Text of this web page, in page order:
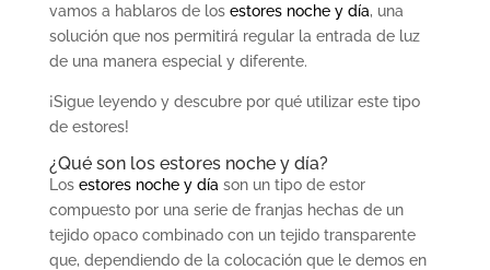
vamos a hablaros de los estores noche y día, una
solución que nos permitirá regular la entrada de luz
de una manera especial y diferente.
¡Sigue leyendo y descubre por qué utilizar este tipo
de estores!
¿Qué son los estores noche y día?
Los estores noche y día son un tipo de estor
compuesto por una serie de franjas hechas de un
tejido opaco combinado con un tejido transparente
que, dependiendo de la colocación que le demos en